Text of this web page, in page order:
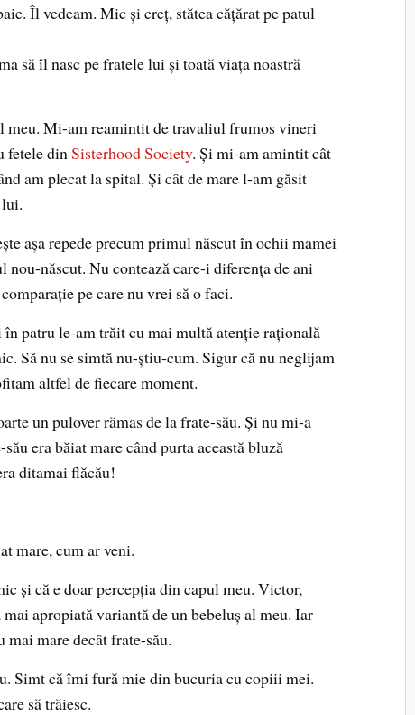
Îl vedeam. Mic și creț, stătea cățărat pe patul
să îl nasc pe fratele lui și toată viața noastră
meu. Mi-am reamintit de travaliul frumos vineri
fetele dinSisterhood Society. Și mi-am amintit cât
am plecat la spital. Și cât de mare l-am găsit
așa repede precum primul născut în ochii mamei
nou-născut. Nu contează care-i diferența de ani
pe care nu vrei să o faci.
patru le-am trăit cu mai multă atenție rațională
Să nu se simtă nu-știu-cum. Sigur că nu neglijam
altfel de fiecare moment.
un pulover rămas de la frate-său. Și nu mi-a
era băiat mare când purta această bluză
ditamai flăcău!
mare, cum ar veni.
și că e doar percepția din capul meu. Victor,
apropiată variantă de un bebeluș al meu. Iar
mare decât frate-său.
Simt că îmi fură mie din bucuria cu copiii mei.
să trăiesc.